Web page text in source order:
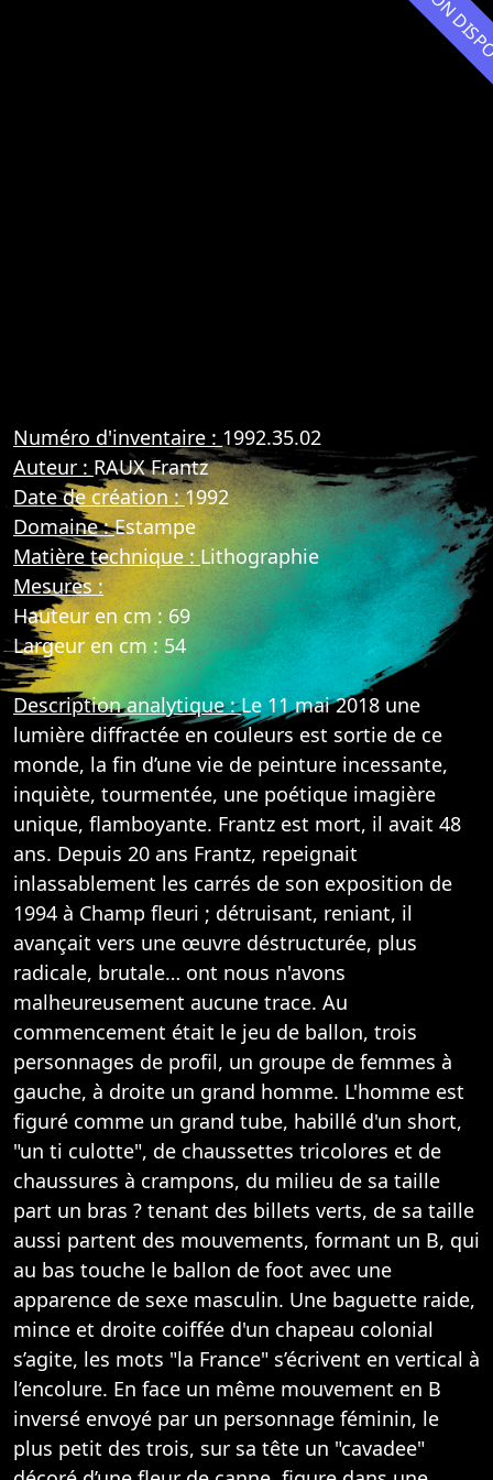
NON
Numéro d'inventaire : 1992.35.02
Auteur : RAUX Frantz
Date de création :1992
Domaine :Estampe
Matière technique : Lithographie
Mesures :
Hauteur en cm : 69
Largeur en cm : 54
Description analytique :Le 11 mai 2018 une
lumière diffractée en couleurs est sortie de ce
monde, la fin d’une vie de peinture incessante,
inquiète, tourmentée, une poétique imagière
unique, flamboyante. Frantz est mort, il avait 48
ans. Depuis 20 ans Frantz, repeignait
inlassablement les carrés de son exposition de
1994 à Champ fleuri ; détruisant, reniant, il
avançait vers une œuvre déstructurée, plus
radicale, brutale… ont nous n'avons
malheureusement aucune trace. Au
commencement était le jeu de ballon, trois
personnages de profil, un groupe de femmes à
gauche, à droite un grand homme. L'homme est
figuré comme un grand tube, habillé d'un short,
"un ti culotte", de chaussettes tricolores et de
chaussures à crampons, du milieu de sa taille
part un bras ? tenant des billets verts, de sa taille
aussi partent des mouvements, formant un B, qui
au bas touche le ballon de foot avec une
apparence de sexe masculin. Une baguette raide,
mince et droite coiffée d'un chapeau colonial
s’agite, les mots "la France" s’écrivent en vertical à
l’encolure. En face un même mouvement en B
inversé envoyé par un personnage féminin, le
plus petit des trois, sur sa tête un "cavadee"